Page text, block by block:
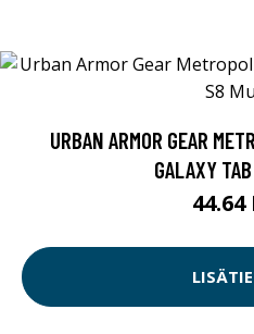
URBAN ARMOR GEAR
GALAXY
44.64